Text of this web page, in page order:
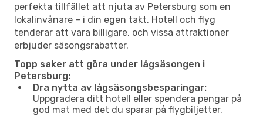
perfekta tillfället att njuta av Petersburg som en
lokalinvånare – i din egen takt. Hotell och flyg
tenderar att vara billigare, och vissa attraktioner
erbjuder säsongsrabatter.
Topp saker att göra under lågsäsongen i
Petersburg:
Dra nytta av lågsäsongsbesparingar:
Uppgradera ditt hotell eller spendera pengar på
god mat med det du sparar på flygbiljetter.